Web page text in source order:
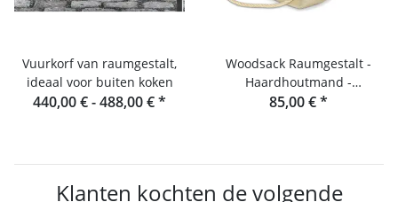
Vuurkorf van raumgestalt,
ideaal voor buiten koken
440,00 € -488,00 €*
Woodsack Raumgestalt -
Haardhoutmand -
Haardhoutdrager
85,00 €*
Klanten kochten de volgende